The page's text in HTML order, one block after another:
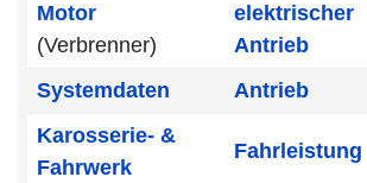
Motor
(Verbrenner)
elektrischer
Antrieb
Systemdaten
Antrieb
Karosserie- &
Fahrwerk
Fahrleistung